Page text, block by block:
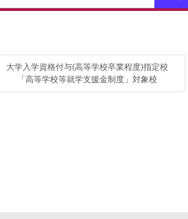
大学入学資格付与(高等学校卒業程度)指定校
「高等学校等就学支援金制度」対象校